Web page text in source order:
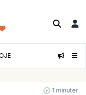
🕝 1 minuter